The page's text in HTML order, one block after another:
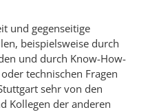
und gegenseitige
beispielsweise durch
und durch Know-How-
technischen Fragen
sehr von den
Kollegen der anderen